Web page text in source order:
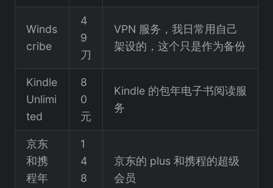
Winds
cribe
4
9
刀
VPN 服务，我日常用自己
架设的，这个只是作为备份
Kindle
Unlimi
ted
8
0
元
Kindle 的包年电子书阅读服
务
京东
和携
程年
1
4
8
京东的 plus 和携程的超级
会员